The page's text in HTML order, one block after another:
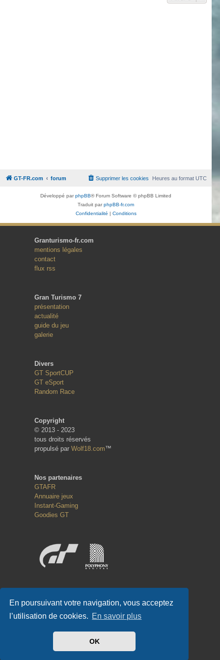
En poursuivant votre navigation, vous acceptez
l’utilisation de cookies. En savoir plus
OK
GT-FR.com forum Heures au formatUTC
Supprimer les cookies
Développé parphpBB® Forum Software © phpBB Limited
Traduit parphpBB-fr.com
Confidentialité | Conditions
Granturismo-fr.com
mentions légales
contact
flux rss
Gran Turismo 7
présentation
actualité
guide du jeu
galerie
Divers
GT SportCUP
GT eSport
Random Race
Copyright
© 2013 - 2023
tous droits réservés
propulsé par Wolf18.com™
Nos partenaires
GTAFR
Annuaire jeux
Instant-Gaming
Goodies GT
#GTFR